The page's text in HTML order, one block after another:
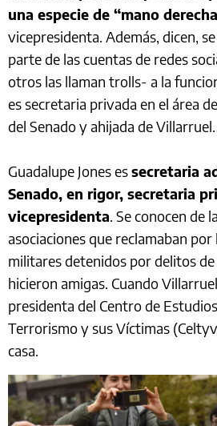
una especie de “mano
vicepresidenta. Además, dicen,
parte de las cuentas de redes
otros las llaman trolls- a la
es secretaria privada en el área
del Senado y ahijada de Villarruel.
Guadalupe Jones essecretaria
Senado, en rigor, secretaria
vicepresidenta. Se conocen de
asociaciones que reclamaban
militares detenidos por delitos
hicieron amigas. Cuando
presidenta del Centro de
Terrorismo y sus Víctimas
casa.